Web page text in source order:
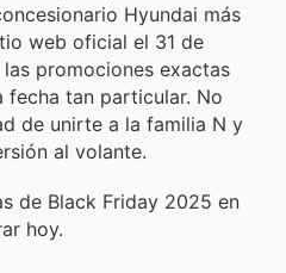
Hyundai más
web oficial el 31 de
promociones exactas
fecha tan particular. No
de unirte a la familia N y
al volante.
de Black Friday 2025 en
hoy.